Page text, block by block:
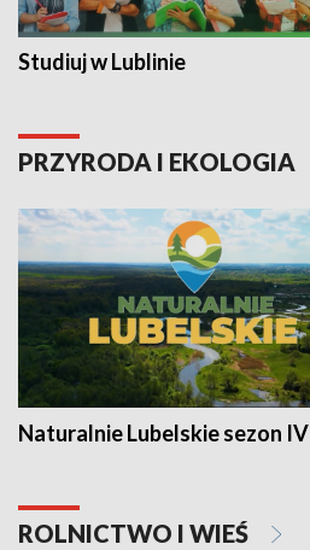
Studiuj w Lublinie
PRZYRODA I EKOLOGIA
Naturalnie Lubelskie sezon IV
ROLNICTWO I WIEŚ